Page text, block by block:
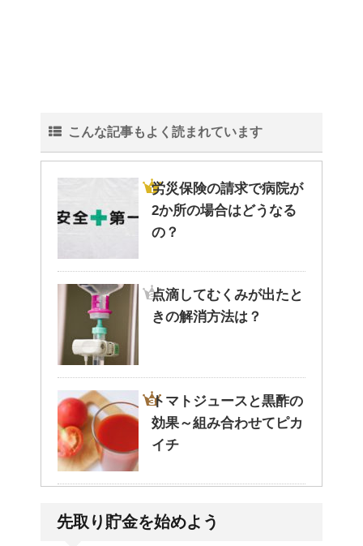
こんな記事もよく読まれています
労災保険の請求で病院が
2か所の場合はどうなる
の？
点滴してむくみが出たと
きの解消方法は？
トマトジュースと黒酢の
効果～組み合わせてピカ
イチ
や予兆の3パターン
先取り貯金を始めよう